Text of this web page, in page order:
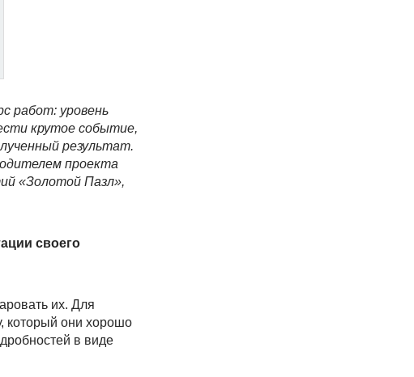
работ: уровень
крутое событие,
результат.
проекта
«Золотой Пазл»,
своего
их. Для
который они хорошо
в виде